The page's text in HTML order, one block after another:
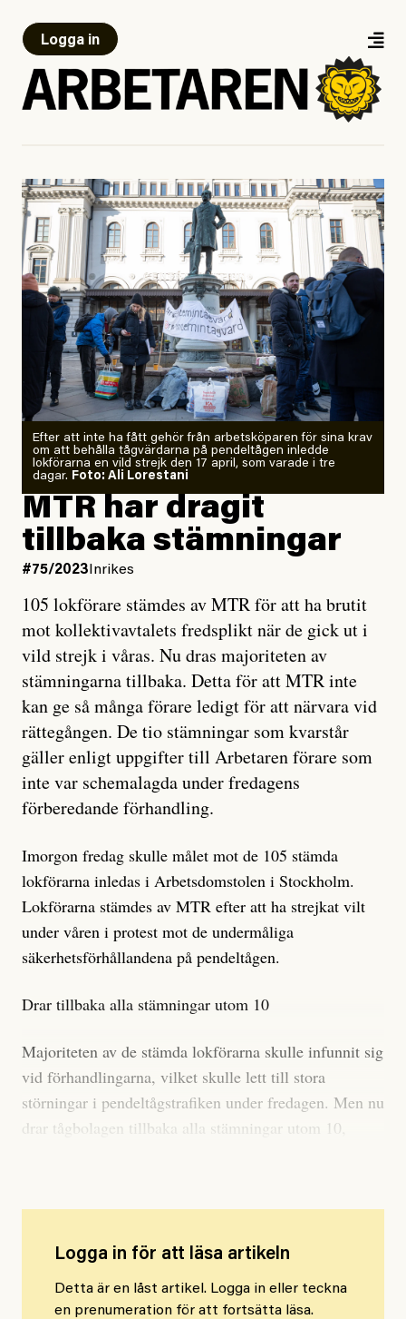
Logga in
Efter att inte ha fått gehör från arbetsköparen för sina krav
om att behålla tågvärdarna på pendeltågen inledde
lokförarna en vild strejk den 17 april, som varade i tre
dagar. Foto: Ali Lorestani
MTR har dragit
tillbaka stämningar
#75/2023 Inrikes
105 lokförare stämdes av MTR för att ha brutit
mot kollektivavtalets fredsplikt när de gick ut i
vild strejk i våras. Nu dras majoriteten av
stämningarna tillbaka. Detta för att MTR inte
kan ge så många förare ledigt för att närvara vid
rättegången. De tio stämningar som kvarstår
gäller enligt uppgifter till Arbetaren förare som
inte var schemalagda under fredagens
förberedande förhandling.
Imorgon fredag skulle målet mot de 105 stämda
lokförarna inledas i Arbetsdomstolen i Stockholm.
Lokförarna stämdes av MTR efter att ha strejkat vilt
under våren i protest mot de undermåliga
säkerhetsförhållandena på pendeltågen.
Drar tillbaka alla stämningar utom 10
Majoriteten av de stämda lokförarna skulle infunnit sig
vid förhandlingarna, vilket skulle lett till stora
störningar i pendeltågstrafiken under fredagen. Men nu
drar tågbolagen tillbaka alla stämningar utom 10,
Logga in för att läsa artikeln
Detta är en låst artikel. Logga in eller teckna
en prenumeration för att fortsätta läsa.